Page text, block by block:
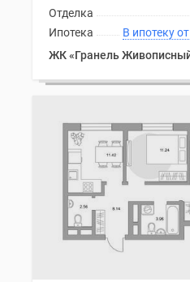
Отделка
Ипотека
ЖК «Гранель